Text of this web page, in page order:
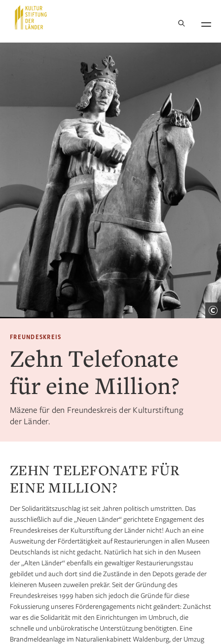
Hauptnavigation
FREUNDESKREIS
Zehn Telefonate
für eine Million?
Mäzene für den Freundeskreis der Kulturstiftung
der Länder.
ZEHN TELEFONATE FÜR
EINE MILLION?
Der Solidaritätszuschlag ist seit Jahren politisch umstritten. Das
ausschließlich auf die „Neuen Länder“ gerichtete Engagement des
Freundeskreises der Kulturstiftung der Länder nicht! Auch an eine
Ausweitung der Fördertätigkeit auf Restaurierungen in allen Museen
Deutschlands ist nicht gedacht. Natürlich hat sich in den Museen
der „Alten Länder“ ebenfalls ein gewaltiger Restaurierungsstau
gebildet und auch dort sind die Zustände in den Depots gerade der
kleineren Museen zuweilen prekär. Seit der Gründung des
Freundeskreises 1999 haben sich jedoch die Gründe für diese
Fokussierung unseres Förderengagements nicht geändert: Zunächst
war es die Solidarität mit den Einrichtungen im Umbruch, die
schnelle und unbürokratische Unterstützung benötigten. Eine
Brandmeldeanlage im Naturalienkabinett Waldenburg, der Umzug